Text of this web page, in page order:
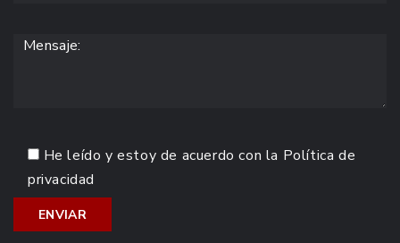
He leído y estoy de acuerdo con la Política de
privacidad